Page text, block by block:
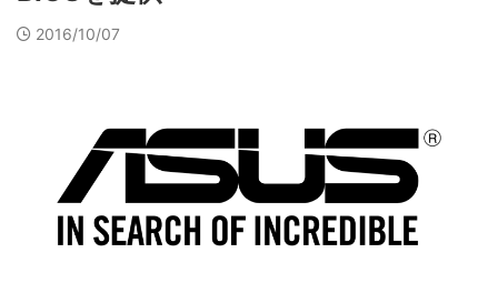
2016/10/07